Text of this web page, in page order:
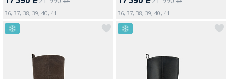
36, 37, 38, 39, 40, 41
36, 37, 38, 39, 40, 41